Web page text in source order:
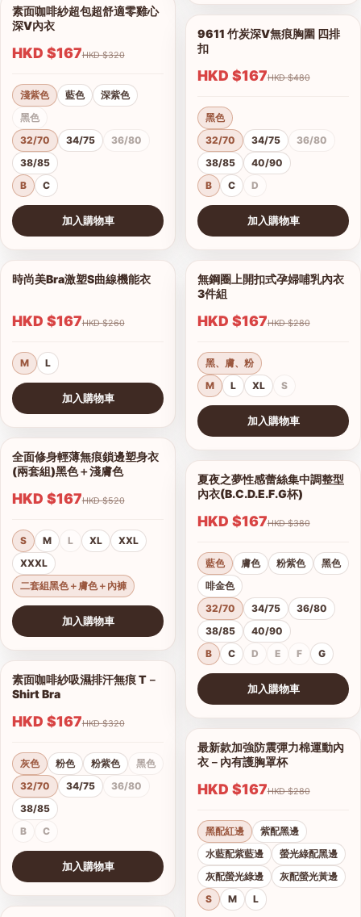
1/14
素面咖啡紗超包超舒適零雞心
深V內衣
HKD $167 HKD $320
淺紫色 藍色
深紫色
黑色
32/70
34/75
36/80
38/85
B
C
加入購物車
1/2
查看圖片
時尚美Bra激塑S曲線機能衣
HKD $167 HKD $260
M L
加入購物車
1/10
查看圖片
全面修身輕薄無痕鎖邊塑身衣
(兩套組)黑色＋淺膚色
HKD $167 HKD $520
S M L XL
XXL
XXXL
二套組黑色＋膚色＋內褲
加入購物車
1/17
查看圖片
素面咖啡紗吸濕排汗無痕 T－
Shirt Bra
HKD $167 HKD $320
灰色 粉色 粉紫色
黑色
32/70
34/75
36/80
38/85
B
C
加入購物車
查看圖片
1/7
9611 竹炭深V無痕胸圍 四排
扣
HKD $167 HKD $480
黑色
32/70
34/75
36/80
38/85
40/90
B
C D
加入購物車
1/3
查看圖片
無鋼圈上開扣式孕婦哺乳內衣
3件組
HKD $167 HKD $280
黑、膚、粉
M
L XL S
加入購物車
1/15
查看圖片
夏夜之夢性感蕾絲集中調整型
內衣(B.C.D.E.F.G杯)
HKD $167 HKD $380
藍色 膚色 粉紫色
黑色
啡金色
32/70
34/75
36/80
38/85
40/90
B
C D E F G
加入購物車
1/11
查看圖片
最新款加強防震彈力棉運動內
衣－內有護胸罩杯
HKD $167 HKD $280
黑配紅邊
紫配黑邊
水藍配紫藍邊
螢光綠配黑邊
灰配螢光綠邊
灰配螢光黃邊
S
M L
港澳中文